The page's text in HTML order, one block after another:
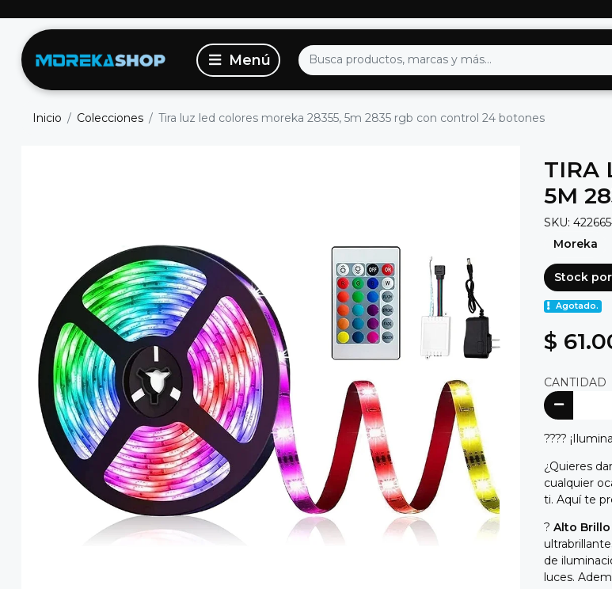
Inicio Colecciones Tira luz led colores moreka 28355, 5m 2835 rgb con control 24 botones
TIRA
5M
SKU:
Moreka
Stock
Agotado.
$
CANTIDAD
????
¿Quieres
cualquier
ti. Aquí te
? Alto
de
luces.